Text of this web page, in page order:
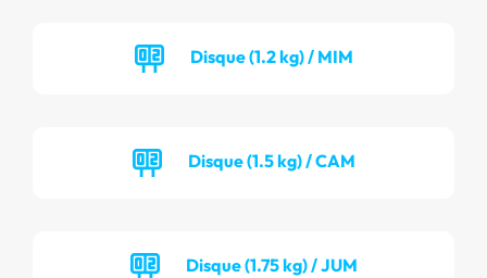
Disque (1.2 kg) / MIM
Disque (1.5 kg) / CAM
Disque (1.75 kg) / JUM